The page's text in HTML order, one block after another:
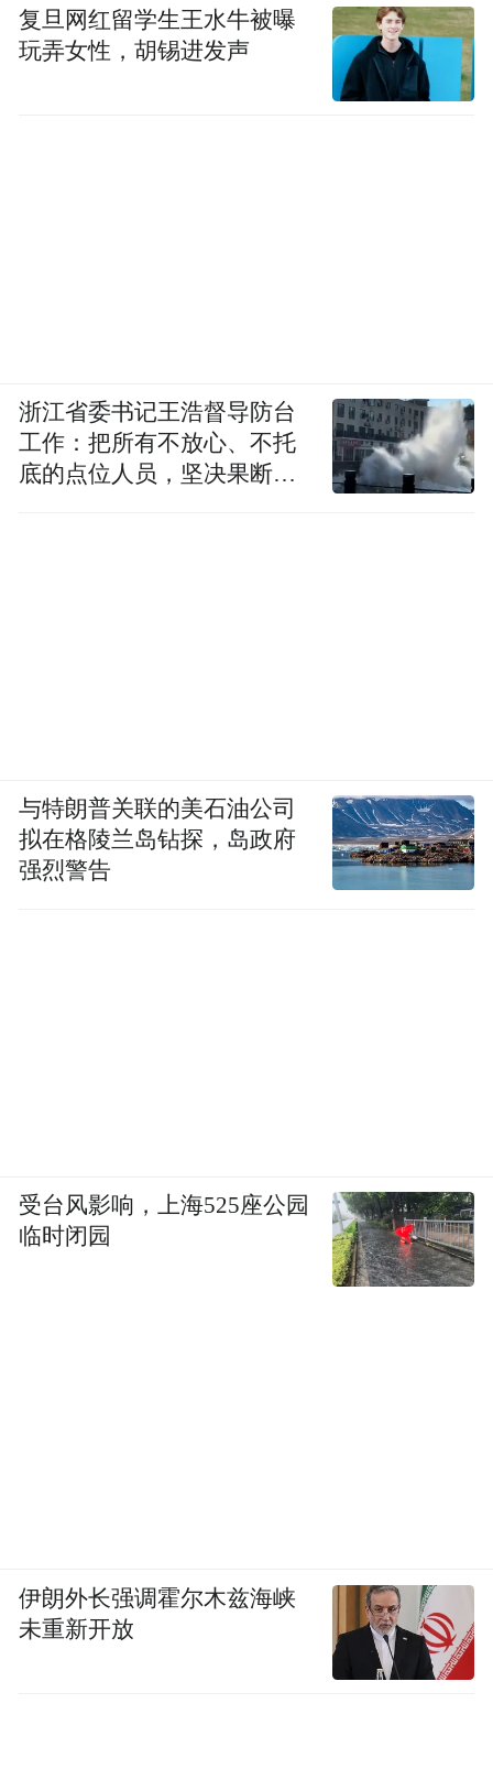
复旦网红留学生王水牛被曝
玩弄女性，胡锡进发声
浙江省委书记王浩督导防台
工作：把所有不放心、不托
底的点位人员，坚决果断转
与特朗普关联的美石油公司
拟在格陵兰岛钻探，岛政府
强烈警告
受台风影响，上海525座公园
临时闭园
伊朗外长强调霍尔木兹海峡
未重新开放